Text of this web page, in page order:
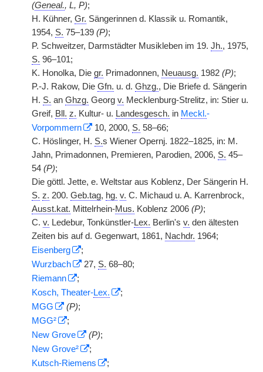
(Geneal., L, P);
H. Kühner, Gr. Sängerinnen d. Klassik u. Romantik,
1954, S. 75–139 (P);
P. Schweitzer, Darmstädter Musikleben im 19. Jh., 1975,
S. 96–101;
K. Honolka, Die gr. Primadonnen, Neuausg. 1982 (P);
P.-J. Rakow, Die Gfn. u. d. Ghzg., Die Briefe d. Sängerin
H. S. an Ghzg. Georg v. Mecklenburg-Strelitz, in: Stier u.
Greif, Bll. z. Kultur- u. Landesgesch. in Meckl.-
Vorpommern
10, 2000, S. 58–66;
C. Höslinger, H. S.s Wiener Opernj. 1822–1825, in: M.
Jahn, Primadonnen, Premieren, Parodien, 2006, S. 45–
54 (P);
Die göttl. Jette, e. Weltstar aus Koblenz, Der Sängerin H.
S. z. 200. Geb.tag, hg. v. C. Michaud u. A. Karrenbrock,
Ausst.kat. Mittelrhein-Mus. Koblenz 2006 (P);
C. v. Ledebur, Tonkünstler-Lex. Berlin's v. den ältesten
Zeiten bis auf d. Gegenwart, 1861, Nachdr. 1964;
Eisenberg
;
Wurzbach
27, S. 68–80;
Riemann
;
Kosch, Theater-Lex.
;
MGG
(P);
MGG²
;
New Grove
(P);
New Grove²
;
Kutsch-Riemens
;